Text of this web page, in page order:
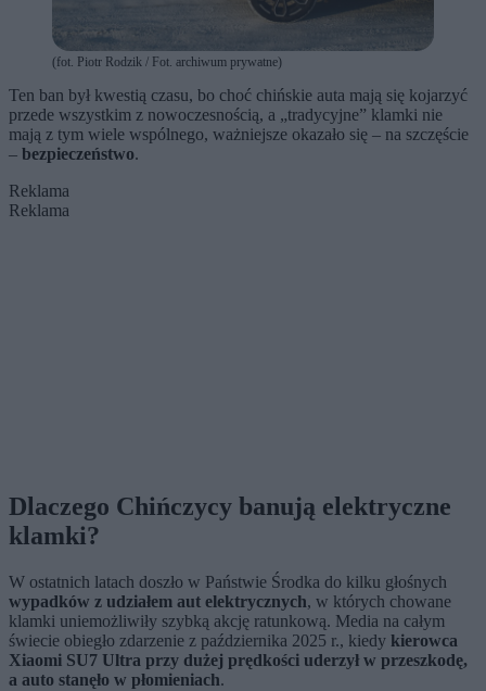
(fot. Piotr Rodzik / Fot. archiwum prywatne)
Ten ban był kwestią czasu, bo choć chińskie auta mają się kojarzyć
przede wszystkim z nowoczesnością, a „tradycyjne” klamki nie
mają z tym wiele wspólnego, ważniejsze okazało się – na szczęście
– bezpieczeństwo.
Reklama
Reklama
Dlaczego Chińczycy banują elektryczne
klamki?
W ostatnich latach doszło w Państwie Środka do kilku głośnych
wypadków z udziałem aut elektrycznych, w których chowane
klamki uniemożliwiły szybką akcję ratunkową. Media na całym
świecie obiegło zdarzenie z października 2025 r., kiedy kierowca
Xiaomi SU7 Ultra przy dużej prędkości uderzył w przeszkodę,
a auto stanęło w płomieniach.